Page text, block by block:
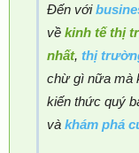
Đến với
về kinh tế thị
nhất, thị
chừ gì nữa mà
kiến thức quý
và khám phá